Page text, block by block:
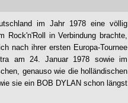
im Jahr 1978 eine völlig
Rock'n'Roll in Verbindung brachte,
nach ihrer ersten Europa-Tournee
am 24. Januar 1978 sowie im
genauso wie die holländischen
sie ein BOB DYLAN schon längst